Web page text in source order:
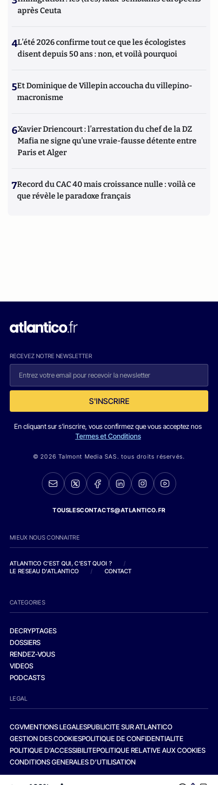
après Ceuta
4L’été 2026 confirme tout ce que les écologistes
disent depuis 50 ans : non, et voilà pourquoi
5Et Dominique de Villepin accoucha du villepino-
macronisme
6Xavier Driencourt : l’arrestation du chef de la DZ
Mafia ne signe qu’une vraie-fausse détente entre
Paris et Alger
7Record du CAC 40 mais croissance nulle : voilà ce
que révèle le paradoxe français
RECEVEZ NOTRE NEWSLETTER
S'INSCRIRE
En cliquant sur s'inscrire, vous confirmez que vous acceptez nos
Termes et Conditions
© 2026 Talmont Media SAS. tous droits réservés.
TOUSLESCONTACTS@ATLANTICO.FR
MIEUX NOUS CONNAITRE
ATLANTICO C'EST QUI, C'EST QUOI ?
/
LE RESEAU D'ATLANTICO
/ CONTACT
CATEGORIES
DECRYPTAGES
DOSSIERS
RENDEZ-VOUS
VIDEOS
PODCASTS
LEGAL
CGVMENTIONS LEGALESPUBLICITE SUR ATLANTICO
GESTION DES COOKIESPOLITIQUE DE CONFIDENTIALITE
POLITIQUE D’ACCESSIBILITEPOLITIQUE RELATIVE AUX COOKIES
CONDITIONS GENERALES D’UTILISATION